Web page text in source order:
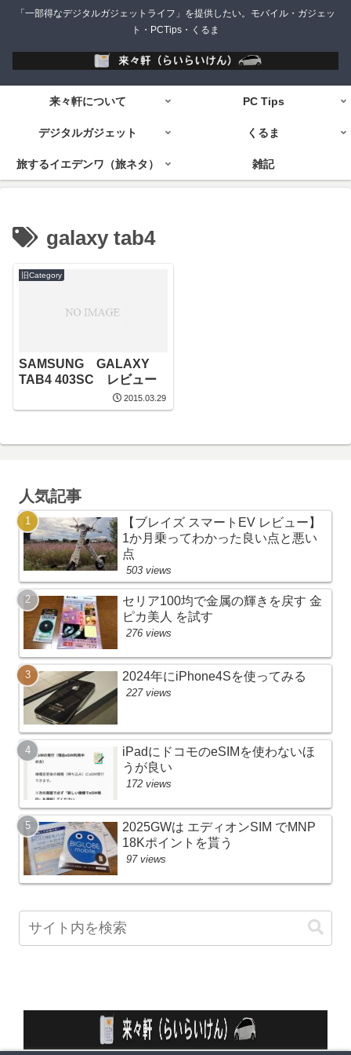
「一部得なデジタルガジェットライフ」を提供したい。モバイル・ガジェッ
ト・PCTips・くるま
来々軒について PC Tips
デジタルガジェット くるま
旅するイエデンワ（旅ネタ） 雑記
galaxy tab4
旧Category
SAMSUNG GALAXY
TAB4 403SC レビュー
2015.03.29
人気記事
【ブレイズ スマートEV レビュー】
1か月乗ってわかった良い点と悪い
点
503 views
セリア100均で金属の輝きを戻す 金
ピカ美人 を試す
276 views
2024年にiPhone4Sを使ってみる
227 views
iPadにドコモのeSIMを使わないほ
うが良い
172 views
2025GWは エディオンSIM でMNP
18Kポイントを貰う
97 views